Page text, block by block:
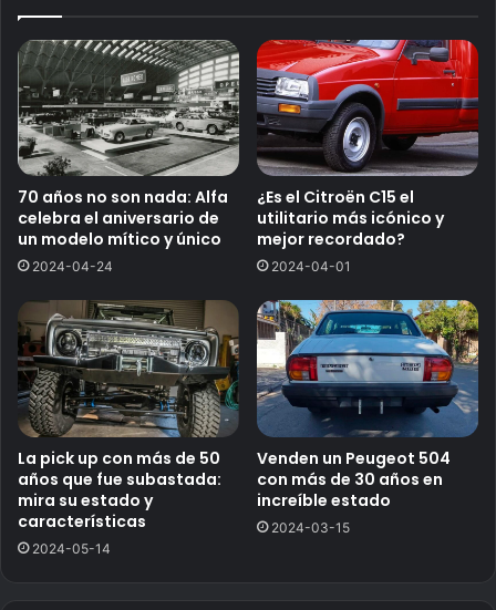
70 años no son nada: Alfa
celebra el aniversario de
un modelo mítico y único
2024-04-24
¿Es el Citroën C15 el
utilitario más icónico y
mejor recordado?
2024-04-01
La pick up con más de 50
años que fue subastada:
mira su estado y
características
2024-05-14
Venden un Peugeot 504
con más de 30 años en
increíble estado
2024-03-15